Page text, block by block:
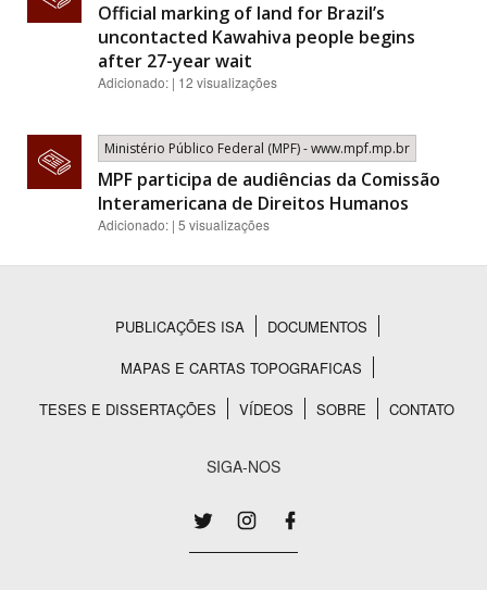
Official marking of land for Brazil’s
uncontacted Kawahiva people begins
after 27-year wait
Adicionado: | 12 visualizações
Ministério Público Federal (MPF) - www.mpf.mp.br
MPF participa de audiências da Comissão
Interamericana de Direitos Humanos
Adicionado: | 5 visualizações
Rodapé
PUBLICAÇÕES ISA
DOCUMENTOS
MAPAS E CARTAS TOPOGRAFICAS
TESES E DISSERTAÇÕES
VÍDEOS SOBRE CONTATO
SIGA-NOS